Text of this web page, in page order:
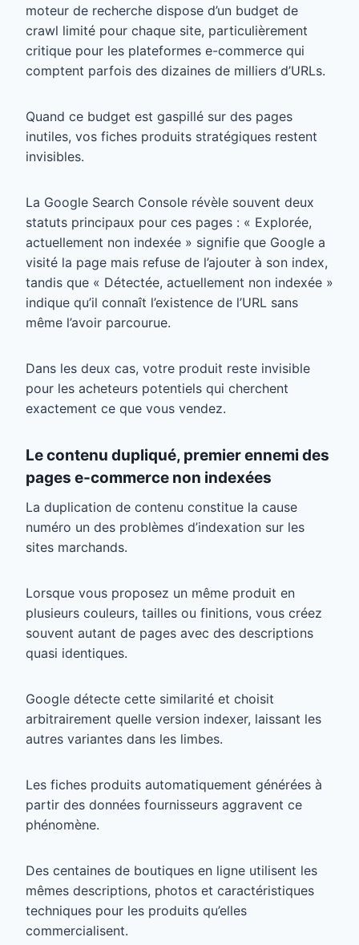
moteur de recherche dispose d’un budget de
crawl limité pour chaque site, particulièrement
critique pour les plateformes e-commerce qui
comptent parfois des dizaines de milliers d’URLs.
Quand ce budget est gaspillé sur des pages
inutiles, vos fiches produits stratégiques restent
invisibles.
La Google Search Console révèle souvent deux
statuts principaux pour ces pages : « Explorée,
actuellement non indexée » signifie que Google a
visité la page mais refuse de l’ajouter à son index,
tandis que « Détectée, actuellement non indexée »
indique qu’il connaît l’existence de l’URL sans
même l’avoir parcourue.
Dans les deux cas, votre produit reste invisible
pour les acheteurs potentiels qui cherchent
exactement ce que vous vendez.
Le contenu dupliqué, premier ennemi des
pages e-commerce non indexées
La duplication de contenu constitue la cause
numéro un des problèmes d’indexation sur les
sites marchands.
Lorsque vous proposez un même produit en
plusieurs couleurs, tailles ou finitions, vous créez
souvent autant de pages avec des descriptions
quasi identiques.
Google détecte cette similarité et choisit
arbitrairement quelle version indexer, laissant les
autres variantes dans les limbes.
Les fiches produits automatiquement générées à
partir des données fournisseurs aggravent ce
phénomène.
Des centaines de boutiques en ligne utilisent les
mêmes descriptions, photos et caractéristiques
techniques pour les produits qu’elles
commercialisent.